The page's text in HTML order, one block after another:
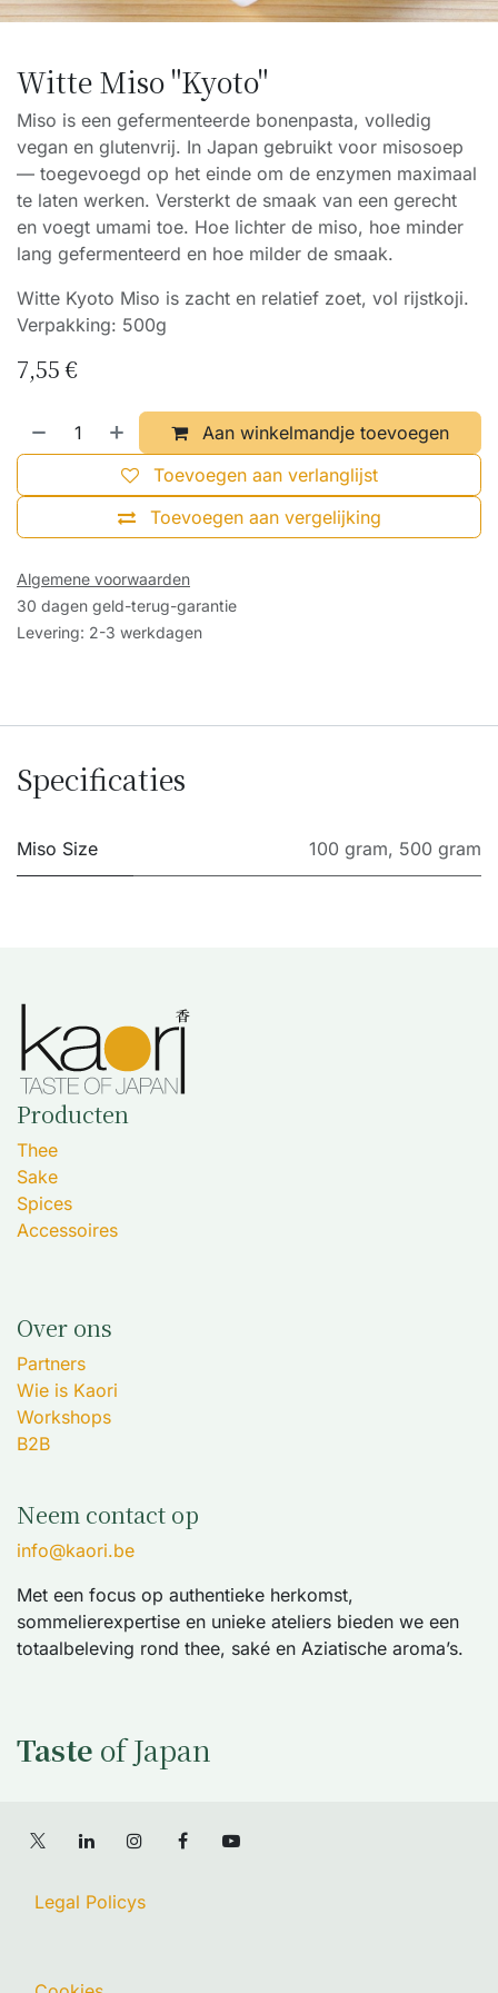
Witte Miso "Kyoto"
Miso is een gefermenteerde bonenpasta, volledig
vegan en glutenvrij. In Japan gebruikt voor misosoep
— toegevoegd op het einde om de enzymen maximaal
te laten werken. Versterkt de smaak van een gerecht
en voegt umami toe. Hoe lichter de miso, hoe minder
lang gefermenteerd en hoe milder de smaak.
Witte Kyoto Miso is zacht en relatief zoet, vol rijstkoji.
Verpakking: 500g
7,55€
Aan winkelmandje toevoegen
Toevoegen aan vergelijking
Toevoegen aan verlanglijst
Algemene voorwaarden
30 dagen geld-terug-garantie
Levering: 2-3 werkdagen
Specificaties
Miso Size 100 gram, 500 gram
Producten
Thee
Sake
Spices
Accessoires
Over ons
Partners
Wie is Kaori
Workshops
B2B
Neem contact op
info@kaori.be
Met een focus op authentieke herkomst,
sommelierexpertise en unieke ateliers bieden we een
totaalbeleving rond thee, saké en Aziatische aroma’s.
Taste of Japan
Legal Policys